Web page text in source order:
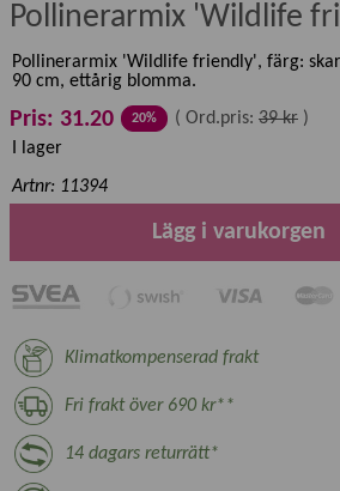
Pollinerarmix 'Wildlife
Pollinerarmix 'Wildlife friendly', färg:
90 cm, ettårig blomma.
Pris: 31.20 20% ( Ord.pris: 39 kr )
I lager
Artnr: 11394
Lägg i varukorgen
Klimatkompenserad frakt
Fri frakt över 690 kr**
14 dagars returrätt*